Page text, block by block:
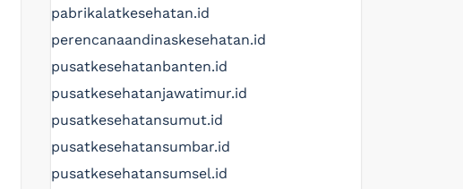
pabrikalatkesehatan.id
perencanaandinaskesehatan.id
pusatkesehatanbanten.id
pusatkesehatanjawatimur.id
pusatkesehatansumut.id
pusatkesehatansumbar.id
pusatkesehatansumsel.id